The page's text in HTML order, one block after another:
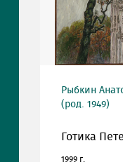
Рыбкин
(род. 1949)
Готика
1999 г.